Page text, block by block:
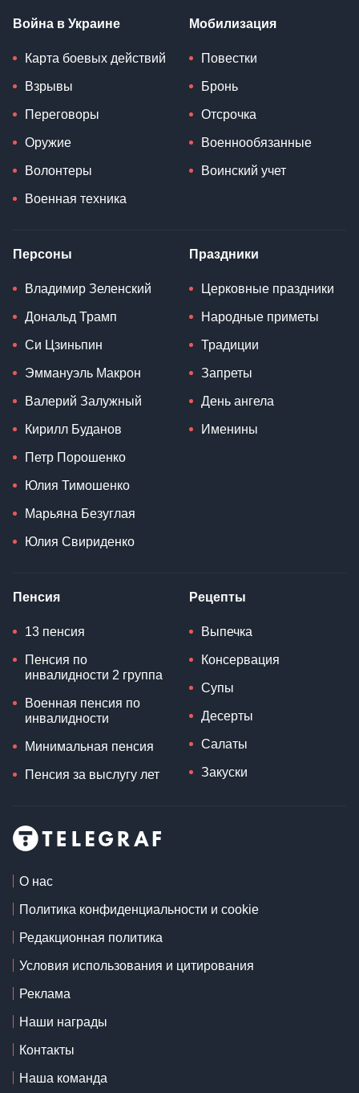
Война в Украине
Карта боевых действий
Взрывы
Переговоры
Оружие
Волонтеры
Военная техника
Мобилизация
Повестки
Бронь
Отсрочка
Военнообязанные
Воинский учет
Персоны
Владимир Зеленский
Дональд Трамп
Си Цзиньпин
Эммануэль Макрон
Валерий Залужный
Кирилл Буданов
Петр Порошенко
Юлия Тимошенко
Марьяна Безуглая
Юлия Свириденко
Праздники
Церковные праздники
Народные приметы
Традиции
Запреты
День ангела
Именины
Пенсия
13 пенсия
Пенсия по
инвалидности 2 группа
Военная пенсия по
инвалидности
Минимальная пенсия
Пенсия за выслугу лет
Рецепты
Выпечка
Консервация
Супы
Десерты
Салаты
Закуски
О нас
Политика конфиденциальности и cookie
Редакционная политика
Условия использования и цитирования
Реклама
Наши награды
Контакты
Наша команда